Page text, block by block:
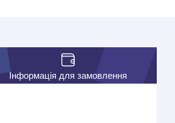
Інформація для замовлення